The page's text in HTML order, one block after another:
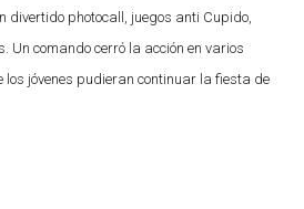
divertido photocall, juegos anti Cupido,
Un comando cerró la acción en varios
jóvenes pudieran continuar la fiesta de